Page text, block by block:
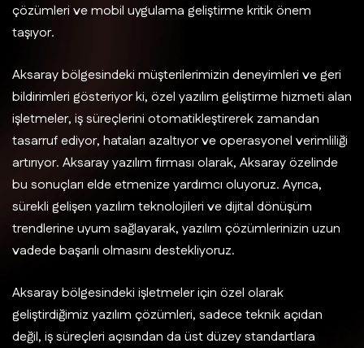
çözümleri ve mobil uygulama geliştirme kritik önem
taşıyor.
Aksaray bölgesindeki müşterilerimizin deneyimleri ve geri
bildirimleri gösteriyor ki, özel yazılım geliştirme hizmeti alan
işletmeler, iş süreçlerini otomatikleştirerek zamandan
tasarruf ediyor, hataları azaltıyor ve operasyonel verimliliği
artırıyor. Aksaray yazılım firması olarak, Aksaray özelinde
bu sonuçları elde etmenize yardımcı oluyoruz. Ayrıca,
sürekli gelişen yazılım teknolojileri ve dijital dönüşüm
trendlerine uyum sağlayarak, yazılım çözümlerinizin uzun
vadede başarılı olmasını destekliyoruz.
Aksaray bölgesindeki işletmeler için özel olarak
geliştirdiğimiz yazılım çözümleri, sadece teknik açıdan
değil, iş süreçleri açısından da üst düzey standartlara